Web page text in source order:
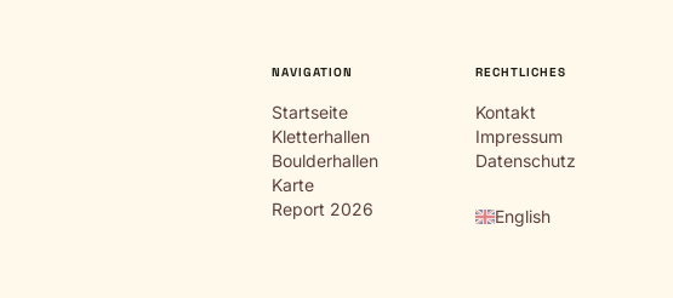
NAVIGATION
Startseite
Kletterhallen
Boulderhallen
Karte
Report 2026
RECHTLICHES
Kontakt
Impressum
Datenschutz
English